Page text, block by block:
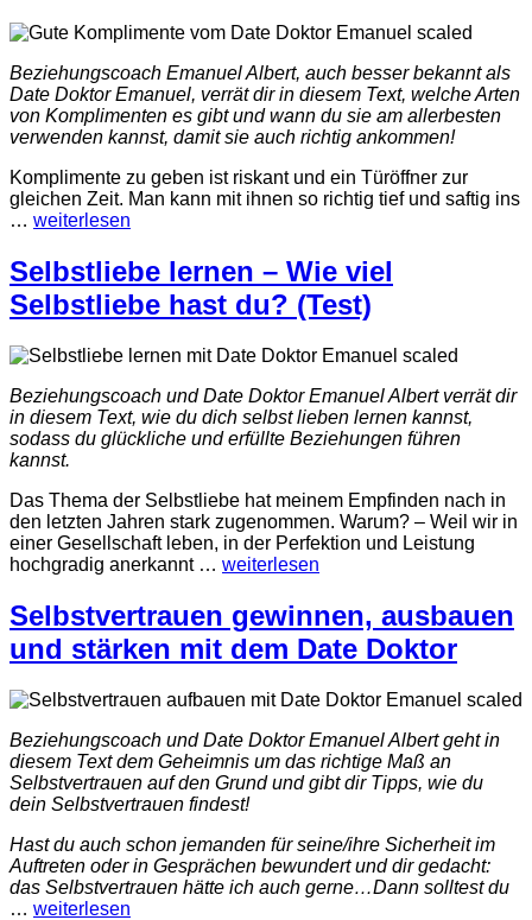
Beziehungscoach Emanuel Albert, auch besser bekannt als
Date Doktor Emanuel, verrät dir in diesem Text, welche Arten
von Komplimenten es gibt und wann du sie am allerbesten
verwenden kannst, damit sie auch richtig ankommen!
Komplimente zu geben ist riskant und ein Türöffner zur
gleichen Zeit. Man kann mit ihnen so richtig tief und saftig ins
… weiterlesen
Selbstliebe lernen – Wie viel
Selbstliebe hast du? (Test)
Beziehungscoach und Date Doktor Emanuel Albert verrät dir
in diesem Text, wie du dich selbst lieben lernen kannst,
sodass du glückliche und erfüllte Beziehungen führen
kannst.
Das Thema der Selbstliebe hat meinem Empfinden nach in
den letzten Jahren stark zugenommen. Warum? – Weil wir in
einer Gesellschaft leben, in der Perfektion und Leistung
hochgradig anerkannt … weiterlesen
Selbstvertrauen gewinnen, ausbauen
und stärken mit dem Date Doktor
Beziehungscoach und Date Doktor Emanuel Albert geht in
diesem Text dem Geheimnis um das richtige Maß an
Selbstvertrauen auf den Grund und gibt dir Tipps, wie du
dein Selbstvertrauen findest!
Hast du auch schon jemanden für seine/ihre Sicherheit im
Auftreten oder in Gesprächen bewundert und dir gedacht:
das Selbstvertrauen hätte ich auch gerne…Dann solltest du
… weiterlesen